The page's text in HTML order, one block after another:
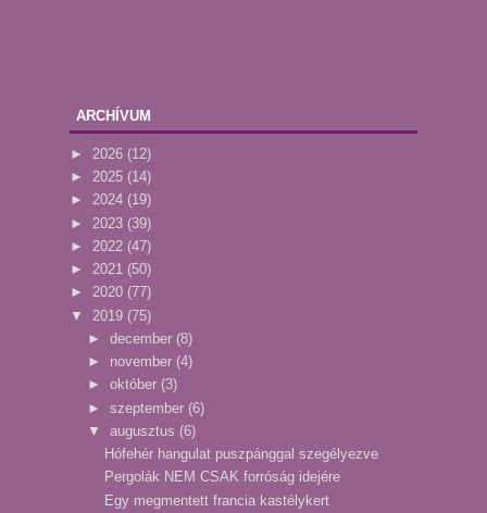
ARCHÍVUM
► 2026 (12)
► 2025 (14)
► 2024 (19)
► 2023 (39)
► 2022 (47)
► 2021 (50)
► 2020 (77)
▼ 2019 (75)
► december (8)
► november (4)
► október (3)
► szeptember (6)
▼ augusztus (6)
Hófehér hangulat puszpánggal szegélyezve
Pergolák NEM CSAK forróság idejére
Egy megmentett francia kastélykert